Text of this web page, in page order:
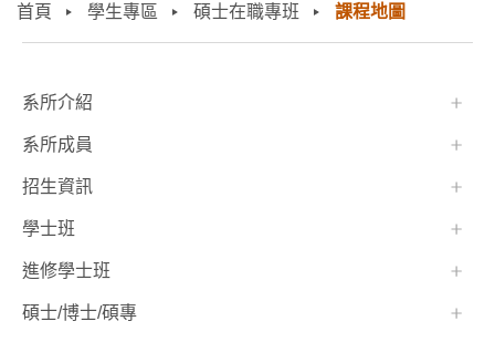
首頁 學生專區 碩士在職專班 課程地圖
:::
系所介紹
系所成員
招生資訊
學士班⠀⠀
進修學士班
碩士/博士/碩專